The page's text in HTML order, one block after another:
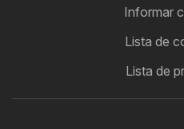
Informar
Lista de
Lista de